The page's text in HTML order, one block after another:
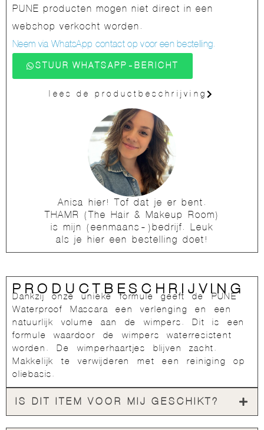
PUNE producten mogen niet direct in een
webshop verkocht worden.
Neem via WhatsApp contact op voor een bestelling.
STUUR WHATSAPP-BERICHT
lees de productbeschrijving
Anisa hier! Tof dat je er bent.
THAMR (The Hair & Makeup Room)
is mijn (eenmaans-)bedrijf. Leuk
als je hier een bestelling doet!
PRODUCTBESCHRIJVING
Dankzij onze unieke formule geeft de PUNE
Waterproof Mascara een verlenging en een
natuurlijk volume aan de wimpers. Dit is een
formule waardoor de wimpers waterresistent
worden. De wimperhaartjes blijven zacht.
Makkelijk te verwijderen met een reiniging op
oliebasis.
IS DIT ITEM VOOR MIJ GESCHIKT?